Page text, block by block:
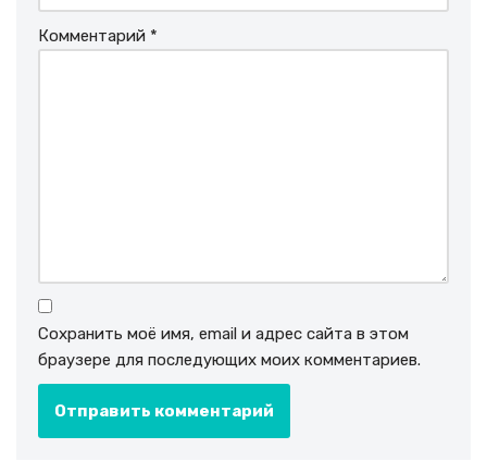
Комментарий *
Сохранить моё имя, email и адрес сайта в этом
браузере для последующих моих комментариев.